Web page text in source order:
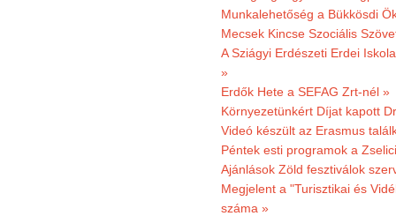
Munkalehetőség a Bükkösdi
Mecsek Kincse Szociális
A Sziágyi Erdészeti Erdei
»
Erdők Hete a SEFAG Zrt-nél »
Környezetünkért Díjat kapott
Videó készült az Erasmus
Péntek esti programok a
Ajánlások Zöld fesztiválok
Megjelent a "Turisztikai és
száma »